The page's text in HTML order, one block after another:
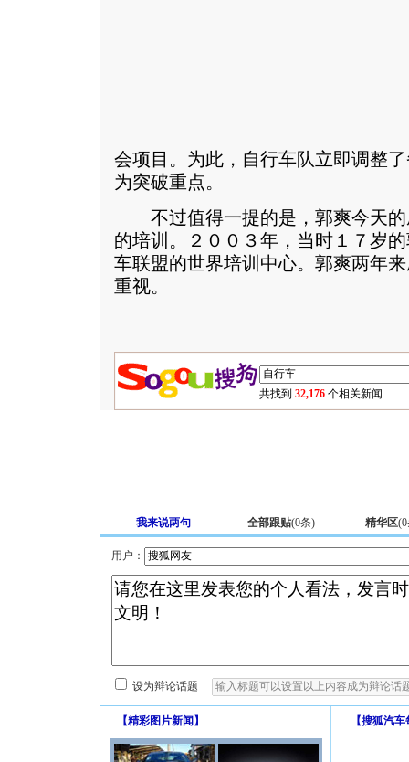
会项目。为此，自行车队立即调整
为突破重点。
不过值得一提的是，郭爽今天的
的培训。２００３年，当时１７岁
车联盟的世界培训中心。郭爽两年
重视。
共找到 32,176 个相关新闻.
我来说两句 全部跟贴(0条) 精华区(0
用户：
设为辩论话题
【精彩图片新闻 】 【搜狐汽车